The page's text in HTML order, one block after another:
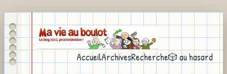
AccueilArchivesRecherche🎲 au hasard